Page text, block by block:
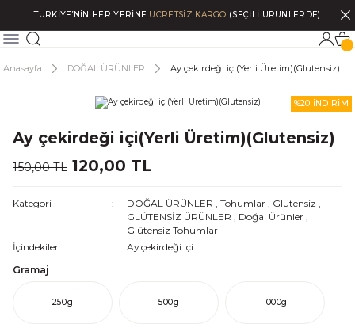
TÜRKİYE’NİN HER YERİNE ÜCRETSİZ KARGO (SEÇİLİ ÜRÜNLERDE)
Anasayfa DOĞAL ÜRÜNLER Ay çekirdeği içi(Yerli Üretim)(Glutensiz)
%20 İNDİRİM
Ay çekirdeği içi(Yerli Üretim)(Glutensiz)
150,00 TL 120,00 TL
Kategori DOĞAL ÜRÜNLER , Tohumlar , Glutensiz ,
GLÜTENSİZ ÜRÜNLER , Doğal Ürünler ,
Glütensiz Tohumlar
İçindekiler
Ay çekirdeği içi
Gramaj
250g 500g 1000g